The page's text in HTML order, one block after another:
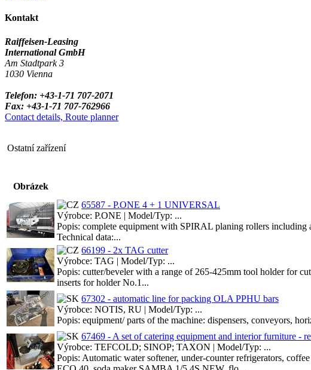
Kontakt
Raiffeisen-Leasing
International GmbH
Am Stadtpark 3
1030 Vienna
Telefon: +43-1-71 707-2071
Fax: +43-1-71 707-762966
Contact details, Route planner
Ostatní zařízení
Obrázek
65587 - P.ONE 4 + 1 UNIVERSAL
Výrobce: P.ONE | Model/Typ: ...
Popis: complete equipment with SPIRAL planing rollers including
Technical data:...
66199 - 2x TAG cutter
Výrobce: TAG | Model/Typ: ...
Popis: cutter/beveler with a range of 265-425mm tool holder for
inserts for holder No.1...
67302 - automatic line for packing OLA PPHU bars
Výrobce: NOTIS, RU | Model/Typ: ...
Popis: equipment/ parts of the machine: dispensers, conveyors,
67469 - A set of catering equipment and interior furniture -
Výrobce: TEFCOLD; SINOP; TAXON | Model/Typ: ...
Popis: Automatic water softener, under-counter refrigerators,